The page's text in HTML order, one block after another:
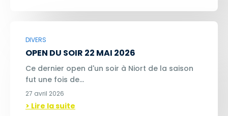
DIVERS
OPEN DU SOIR 22 MAI 2026
Ce dernier open d'un soir à Niort de la saison
fut une fois de…
27 avril 2026
> Lire la suite